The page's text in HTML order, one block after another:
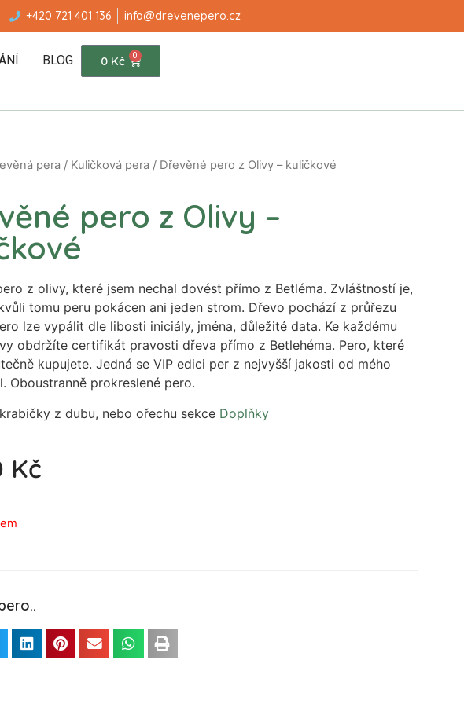
+420 721 401 136 info@drevenepero.cz
BLOG 0 Kč 0
pera / Kuličková pera / Dřevěné pero z Olivy – kuličkové
pero z Olivy –
z olivy, které jsem nechal dovést přímo z Betléma. Zvláštností je,
tomu peru pokácen ani jeden strom. Dřevo pochází z průřezu
lze vypálit dle libosti iniciály, jména, důležité data. Ke každému
obdržíte certifikát pravosti dřeva přímo z Betlehéma. Pero, které
kupujete. Jedná se VIP edici per z nejvyšší jakosti od mého
Oboustranně prokreslené pero.
z dubu, nebo ořechu sekce Doplňky
Kč